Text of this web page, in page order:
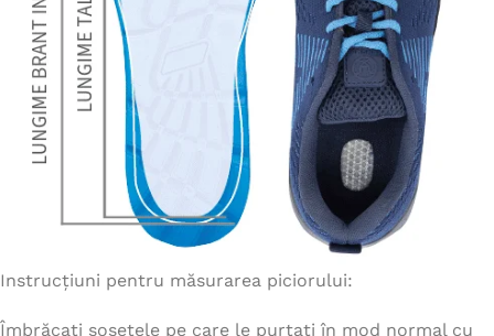
Instrucțiuni pentru măsurarea piciorului:
Îmbrăcați șosetele pe care le purtați în mod normal cu